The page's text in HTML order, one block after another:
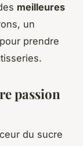
meilleures
un
prendre
passion
du sucre